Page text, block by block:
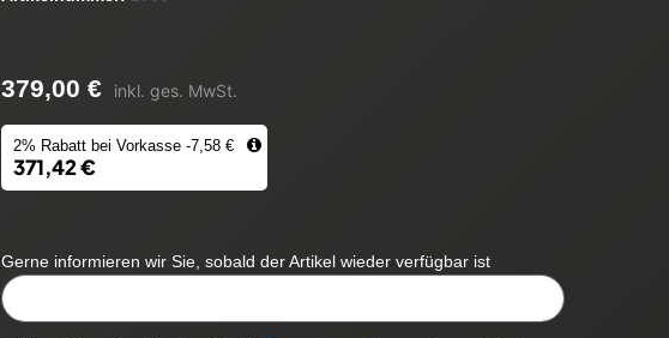
379,00 € inkl. ges. MwSt.
2% Rabatt bei Vorkasse -7,58 €
371,42 €
Gerne informieren wir Sie, sobald der Artikel wieder verfügbar ist